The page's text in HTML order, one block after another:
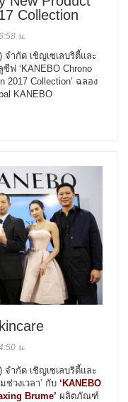
Collection
น.
ำกัด เชิญเซเลบริตี้และ
ฟ ‘KANEBO Chrono
2017 Collection’ ฉลอง
KANEBO
น.
ำกัด เชิญเซเลบริตี้และ
วงเวลา’ กับ ‘KANEBO
Brume’ ผลิตภัณฑ์